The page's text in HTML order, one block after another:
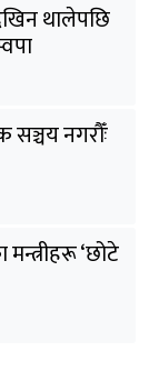
थालेपछि
नगरौँः
‘छोटे